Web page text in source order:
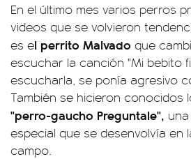
En el último mes varios perros
videos que se volvieron
es el perrito Malvado que
escuchar la canción "Mi bebito
escucharla, se ponía agresivo
También se hicieron conocidos
"perro-gaucho Preguntale",
especial que se desenvolvía en
campo.